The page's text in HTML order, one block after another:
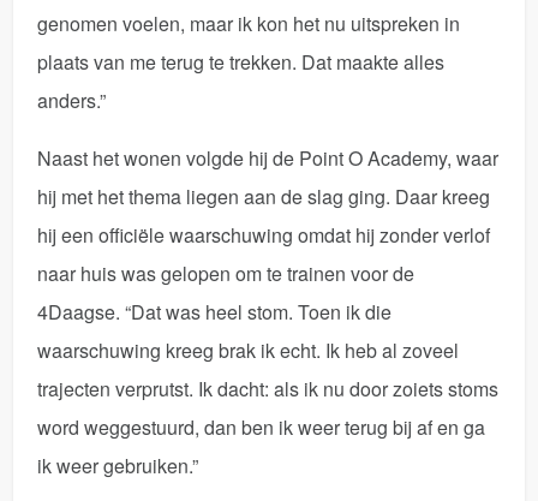
genomen voelen, maar ik kon het nu uitspreken in
plaats van me terug te trekken. Dat maakte alles
anders.”
Naast het wonen volgde hij de Point O Academy, waar
hij met het thema liegen aan de slag ging. Daar kreeg
hij een officiële waarschuwing omdat hij zonder verlof
naar huis was gelopen om te trainen voor de
4Daagse. “Dat was heel stom. Toen ik die
waarschuwing kreeg brak ik echt. Ik heb al zoveel
trajecten verprutst. Ik dacht: als ik nu door zoiets stoms
word weggestuurd, dan ben ik weer terug bij af en ga
ik weer gebruiken.”